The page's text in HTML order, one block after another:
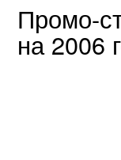
Промо-
на 2006